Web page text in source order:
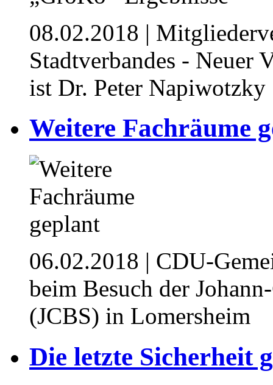
08.02.2018 |
Stadtverbandes - Neuer
ist Dr. Peter Napiwotzky
Weitere Fachräume
06.02.2018 | CDU-
beim Besuch der
(JCBS) in Lomersheim
Die letzte Sicherheit